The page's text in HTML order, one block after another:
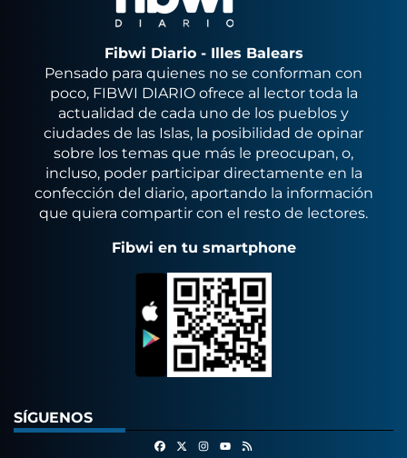
Fibwi Diario - Illes Balears
Pensado para quienes no se conforman con
poco, FIBWI DIARIO ofrece al lector toda la
actualidad de cada uno de los pueblos y
ciudades de las Islas, la posibilidad de opinar
sobre los temas que más le preocupan, o,
incluso, poder participar directamente en la
confección del diario, aportando la información
que quiera compartir con el resto de lectores.
Fibwi en tu smartphone
SÍGUENOS
FacebookInstagram